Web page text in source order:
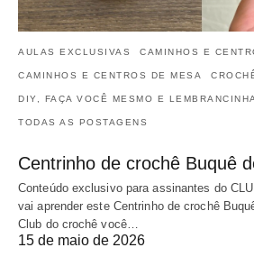
AULAS EXCLUSIVAS CAMINHOS E
CAMINHOS E CENTROS DE MESA
DIY, FAÇA VOCÊ MESMO E
TODAS AS POSTAGENS
Centrinho de crochê Buquê
Conteúdo exclusivo para assinantes do
vai aprender este Centrinho de crochê
Club do crochê você…
15 de maio de 2026